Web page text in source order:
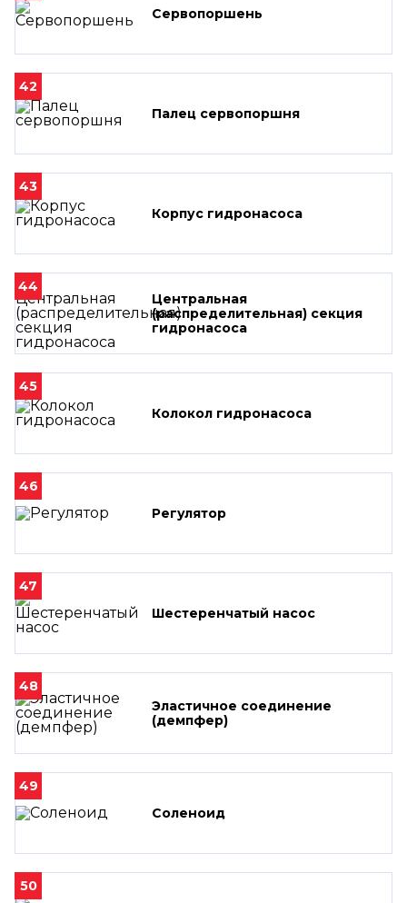
Сервопоршень
42
Палец сервопоршня
43
Корпус гидронасоса
44
Центральная
(распределительная) секция
гидронасоса
45
Колокол гидронасоса
46
Регулятор
47
Шестеренчатый насос
48
Эластичное соединение
(демпфер)
49
Соленоид
50